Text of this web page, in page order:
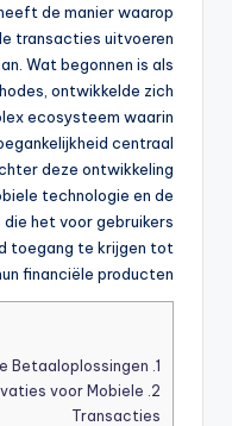
de manier waarop
transacties uitvoeren
Wat begonnen is als
ontwikkelde zich
ecosysteem waarin
centraal
deze ontwikkeling
technologie en de
het voor gebruikers
toegang te krijgen tot
financiële producten.
1.
2.
voor Mobiele
Transacties